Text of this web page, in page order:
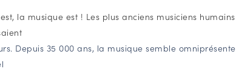
la musique est ! Les plus anciens musiciens humains
Depuis 35 000 ans, la musique semble omniprésente